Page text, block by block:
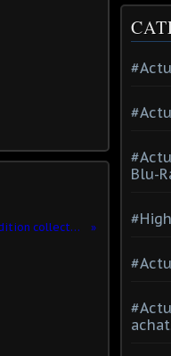
CD PROJEKT ajoute du nouveau contenu pour l'Edition collector de The Witcher 3 sur Xbox One‏
Blu-